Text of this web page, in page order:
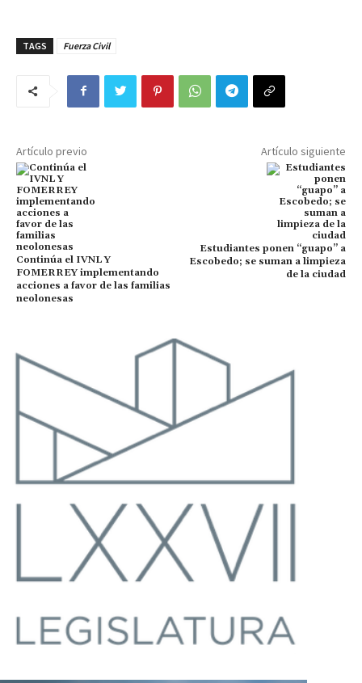
TAGS Fuerza Civil
Artículo previo
Continúa el IVNL Y
FOMERREY implementando
acciones a favor de las familias
neolonesas
Artículo siguiente
Estudiantes ponen “guapo” a
Escobedo; se suman a limpieza
de la ciudad